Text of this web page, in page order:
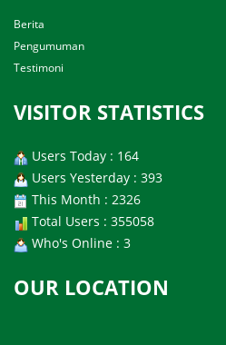
Berita
Pengumuman
Testimoni
VISITOR STATISTICS
Users Today : 164
Users Yesterday : 393
This Month : 2326
Total Users : 355058
Who's Online : 3
OUR LOCATION